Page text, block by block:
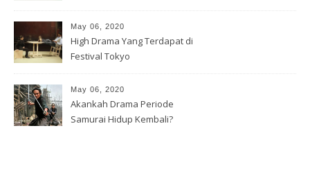
May 06, 2020
High Drama Yang Terdapat di
Festival Tokyo
May 06, 2020
Akankah Drama Periode
Samurai Hidup Kembali?